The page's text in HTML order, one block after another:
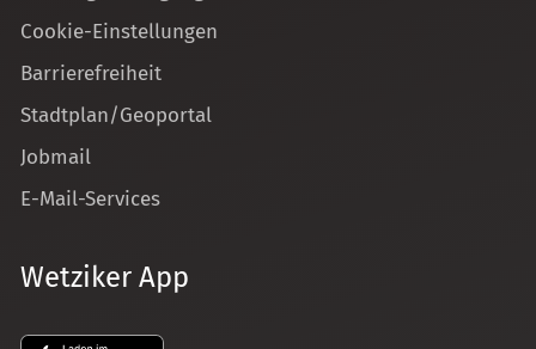
Cookie-Einstellungen
Barrierefreiheit
Stadtplan/Geoportal
Jobmail
E-Mail-Services
Wetziker App